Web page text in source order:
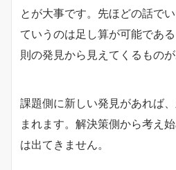
とが大事です。先ほどの話で
ていうのは足し算が可能であ
則の発見から見えてくるものが
課題側に新しい発見があれば
まれます。解決策側から考え
は出てきません。